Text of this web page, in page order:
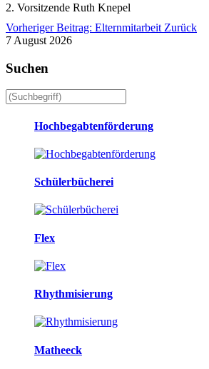
2. Vorsitzende Ruth Knepel
Vorheriger Beitrag: Elternmitarbeit Zurück
7 August 2026
Suchen
Hochbegabtenförderung
Schülerbücherei
Flex
Rhythmisierung
Matheeck